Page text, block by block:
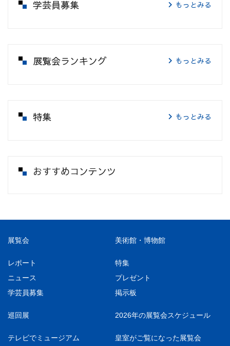
学芸員募集 もっとみる
展覧会ランキング もっとみる
特集 もっとみる
おすすめコンテンツ
展覧会 美術館・博物館
レポート
特集
ニュース
プレゼント
学芸員募集
掲示板
巡回展 2026年の展覧会スケジュール
テレビでミュージアム
皇室がご覧になった展覧会